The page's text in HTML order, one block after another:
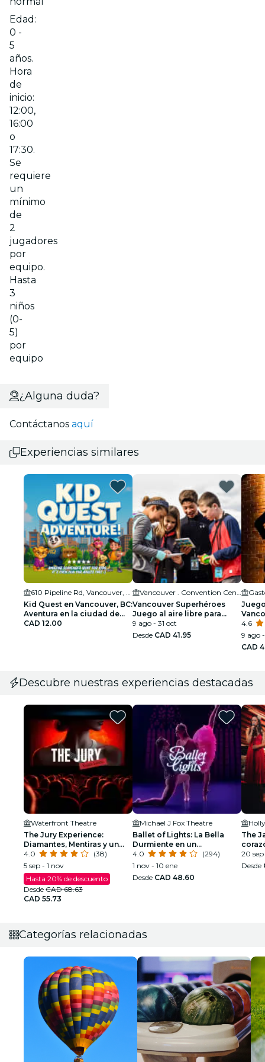
Edad:
0 -
5
años.
Hora
de
inicio:
12:00,
16:00
o
17:30.
Se
requiere
un
mínimo
de
2
jugadores
por
equipo.
Hasta
3
niños
(0-
5)
por
equipo
¿Alguna duda?
Contáctanos aquí
Experiencias similares
Kid Quest en Vancouver, BC:
Aventura en la ciudad de
los superhéroes para niños
CAD 12.00
Vancouver Superhéroes
Juego al aire libre para
familias (2-10 jugadores)
9 ago - 31 oct
Desde CAD 41.95
4.6
9 ago
CAD
Descubre nuestras experiencias destacadas
Waterfront Theatre
The Jury Experience:
Diamantes, Mentiras y un
Hombre Muerto
4.0
(38)
5 sep - 1 nov
Hasta 20% de descuento
Desde CAD 68.63
CAD 55.73
Michael J Fox Theatre
Ballet of Lights: La Bella
Durmiente en un
espectáculo deslumbrante
4.0
(294)
1 nov - 10 ene
Desde CAD 48.60
The
20 sep
Desde
Categorías relacionadas